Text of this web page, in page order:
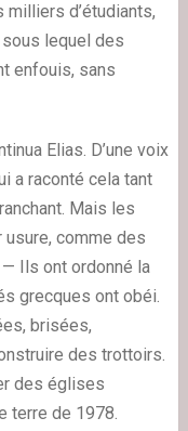
milliers d’étudiants,
lequel des
enfouis, sans
Elias. D’une voix
a raconté cela tant
Mais les
comme des
Ils ont ordonné la
grecques ont obéi.
brisées,
des trottoirs.
des églises
terre de 1978.